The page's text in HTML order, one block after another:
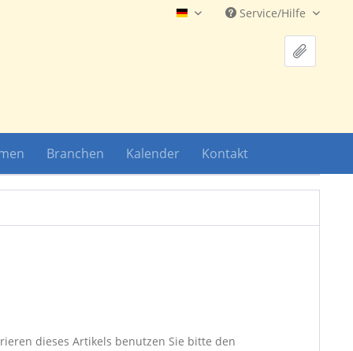
Hauptshop Deutsch
Service/Hilfe
Branchen Kalender Kontakt
dieses Artikels benutzen Sie bitte den